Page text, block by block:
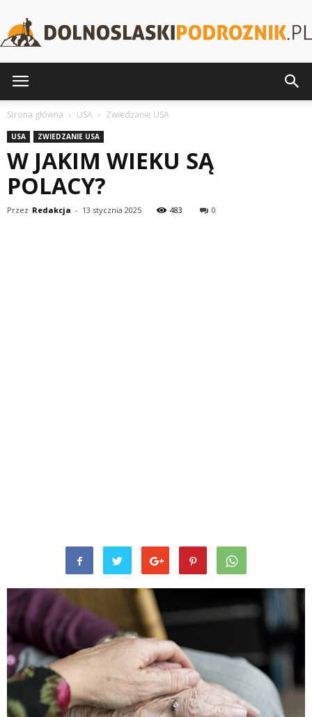
Strona główna USA Zwiedzanie USA
USA ZWIEDZANIE USA
W JAKIM WIEKU SĄ
POLACY?
Przez Redakcja - 13 stycznia 2025 483 0